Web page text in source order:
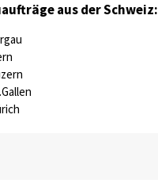
aus der Schweiz: